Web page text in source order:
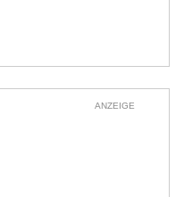
ANZEIGE